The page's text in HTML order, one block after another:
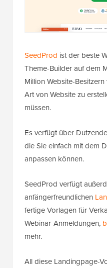
SeedProd ist der beste
Theme-Builder auf dem
Million Website-
Art von Website zu
müssen.
Es verfügt über
die Sie einfach mit dem
anpassen können.
SeedProd verfügt
anfängerfreundlichen
fertige Vorlagen für
Webinar-Anmeldungen,
mehr.
All diese Landingpage-